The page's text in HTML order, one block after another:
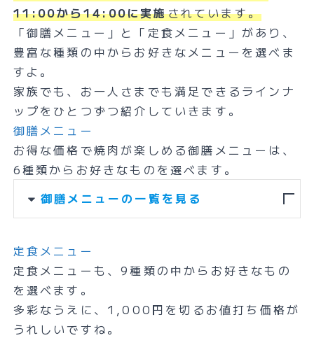
11:00から14:00に実施されています。
「御膳メニュー」と「定食メニュー」があり、
豊富な種類の中からお好きなメニューを選べま
すよ。
家族でも、お一人さまでも満足できるラインナ
ップをひとつずつ紹介していきます。
御膳メニュー
お得な価格で焼肉が楽しめる御膳メニューは、
6種類からお好きなものを選べます。
御膳メニューの一覧を見る
定食メニュー
定食メニューも、9種類の中からお好きなもの
を選べます。
多彩なうえに、1,000円を切るお値打ち価格が
うれしいですね。